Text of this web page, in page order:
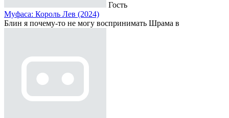
Гость
Муфаса: Король Лев (2024)
Блин я почему-то не могу воспринимать Шрама в